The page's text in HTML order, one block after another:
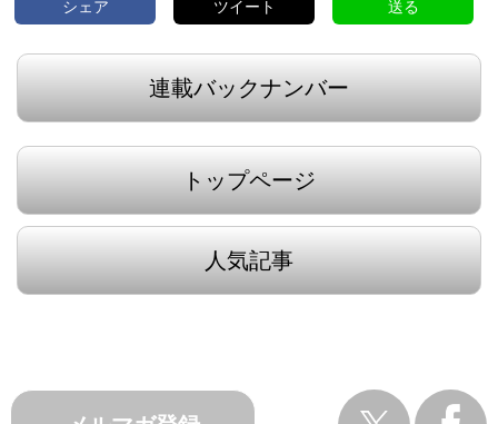
シェア ツイート 送る
連載バックナンバー
トップページ
人気記事